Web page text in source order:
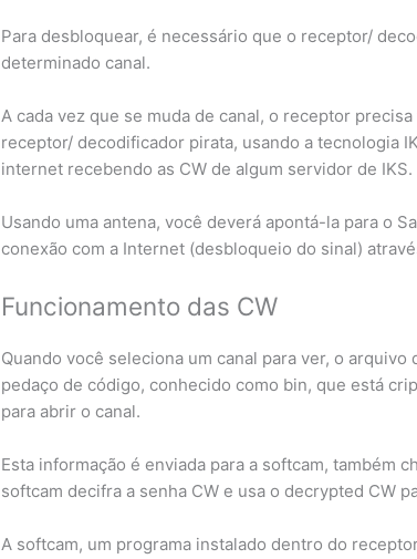
Para desbloquear, é necessário que o receptor/
determinado canal.
A cada vez que se muda de canal, o receptor
receptor/ decodificador pirata, usando a tecnologia
internet recebendo as CW de algum servidor de IKS.
Usando uma antena, você deverá apontá-la para o
conexão com a Internet (desbloqueio do sinal)
Funcionamento das CW
Quando você seleciona um canal para ver, o
pedaço de código, conhecido como bin, que está
para abrir o canal.
Esta informação é enviada para a softcam, também
softcam decifra a senha CW e usa o decrypted CW
A softcam, um programa instalado dentro do